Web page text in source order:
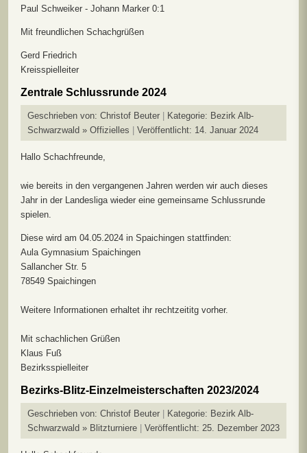
Paul Schweiker - Johann Marker 0:1
Mit freundlichen Schachgrüßen
Gerd Friedrich
Kreisspielleiter
Zentrale Schlussrunde 2024
Geschrieben von: Christof Beuter Kategorie: Bezirk Alb-
Schwarzwald » Offizielles
Veröffentlicht: 14. Januar 2024
Hallo Schachfreunde,
wie bereits in den vergangenen Jahren werden wir auch dieses
Jahr in der Landesliga wieder eine gemeinsame Schlussrunde
spielen.
Diese wird am 04.05.2024 in Spaichingen stattfinden:
Aula Gymnasium Spaichingen
Sallancher Str. 5
78549 Spaichingen
Weitere Informationen erhaltet ihr rechtzeititg vorher.
Mit schachlichen Grüßen
Klaus Fuß
Bezirksspielleiter
Bezirks-Blitz-Einzelmeisterschaften 2023/2024
Geschrieben von: Christof Beuter Kategorie: Bezirk Alb-
Schwarzwald » Blitzturniere
Veröffentlicht: 25. Dezember 2023